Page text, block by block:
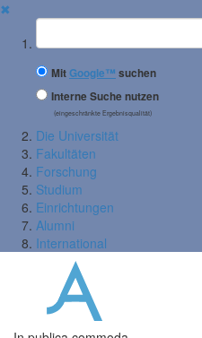
✖
Suchbegriff
MitGoogle™ suchen
Interne Suche nutzen
(eingeschränkte Ergebnisqualität)
Die Universität
Fakultäten
Forschung
Studium
Einrichtungen
Alumni
International